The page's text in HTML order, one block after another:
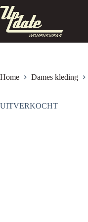
naar
de
inhoud
Home Dames kleding
UITVERKOCHT